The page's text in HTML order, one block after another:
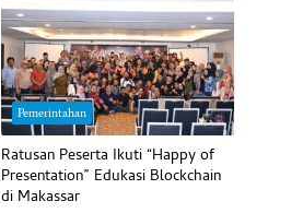
Pemerintahan
Ratusan Peserta Ikuti “Happy of
Presentation” Edukasi Blockchain
di Makassar